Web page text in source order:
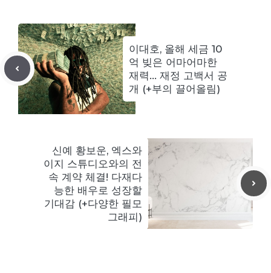
이대호, 올해 세금 10
억 빚은 어마어마한
재력… 재정 고백서 공
개 (+부의 끌어올림)
신예 황보운, 엑스와
이지 스튜디오와의 전
속 계약 체결! 다재다
능한 배우로 성장할
기대감 (+다양한 필모
그래피)